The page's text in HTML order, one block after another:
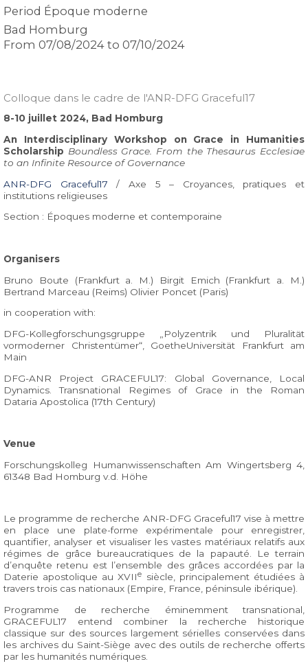
Period Époque moderne
Bad Homburg
From 07/08/2024 to 07/10/2024
Colloque dans le cadre de l'ANR-DFG Graceful17
8-10 juillet 2024, Bad Homburg
An Interdisciplinary Workshop on Grace in Humanities
Scholarship Boundless Grace. From the Thesaurus Ecclesiae
to an Infinite Resource of Governance
ANR-DFG Graceful17 / Axe 5 – Croyances, pratiques et
institutions religieuses
Section : Époques moderne et contemporaine
Organisers
Bruno Boute (Frankfurt a. M.) Birgit Emich (Frankfurt a. M.)
Bertrand Marceau (Reims) Olivier Poncet (Paris)
in cooperation with:
DFG-Kollegforschungsgruppe „Polyzentrik und Pluralität
vormoderner Christentümer“, GoetheUniversität Frankfurt am
Main
DFG-ANR Project GRACEFUL17: Global Governance, Local
Dynamics. Transnational Regimes of Grace in the Roman
Dataria Apostolica (17th Century)
Venue
Forschungskolleg Humanwissenschaften Am Wingertsberg 4,
61348 Bad Homburg v.d. Höhe
Le programme de recherche ANR-DFG Graceful17 vise à mettre
en place une plate-forme expérimentale pour enregistrer,
quantifier, analyser et visualiser les vastes matériaux relatifs aux
régimes de grâce bureaucratiques de la papauté. Le terrain
d’enquête retenu est l’ensemble des grâces accordées par la
Daterie apostolique au XVIIe
siècle, principalement étudiées à
travers trois cas nationaux (Empire, France, péninsule ibérique).
Programme de recherche éminemment transnational,
GRACEFUL17 entend combiner la recherche historique
classique sur des sources largement sérielles conservées dans
les archives du Saint-Siège avec des outils de recherche offerts
par les humanités numériques.